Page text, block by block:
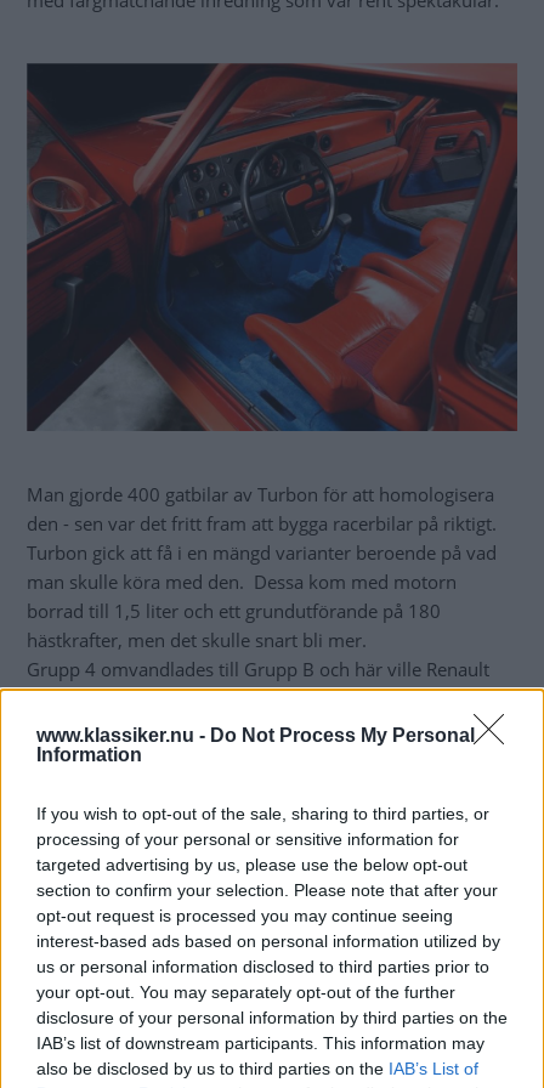
www.klassiker.nu - Do Not Process My Personal
Information
If you wish to opt-out of the sale, sharing to third parties, or
processing of your personal or sensitive information for
targeted advertising by us, please use the below opt-out
section to confirm your selection. Please note that after your
opt-out request is processed you may continue seeing
interest-based ads based on personal information utilized by
us or personal information disclosed to third parties prior to
your opt-out. You may separately opt-out of the further
disclosure of your personal information by third parties on the
IAB’s list of downstream participants. This information may
also be disclosed by us to third parties on the IAB’s List of
Man gjorde 400 gatbilar av Turbon för att homologisera
den - sen var det fritt fram att bygga racerbilar på riktigt.
Turbon gick att få i en mängd varianter beroende på vad
man skulle köra med den. Dessa kom med motorn
borrad till 1,5 liter och ett grundutförande på 180
hästkrafter, men det skulle snart bli mer.
Grupp 4 omvandlades till Grupp B och här ville Renault
med och leka. Nu tog man fram den ultimata
renaultfemman - Maxi Turbo. 20 bilar gjordes av den
absoluta värstingen. Med en 2,1 litersmotor med ännu
hästkrafter. 1984 ställde man även upp i Supertouring
championship på bana och då kramade man ur hela 385
hästar ur motorn.